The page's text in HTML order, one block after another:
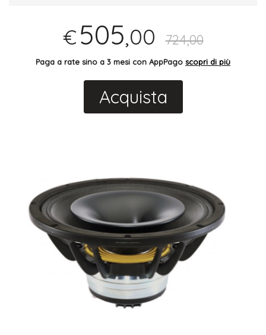
€505,00 724,00
Paga a rate sino a 3 mesi con AppPago scopri di più
Acquista